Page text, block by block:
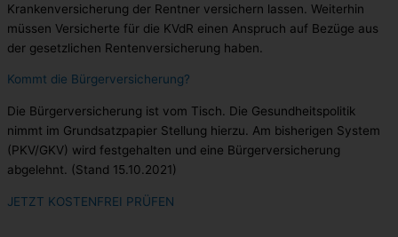
Krankenversicherung der Rentner versichern lassen. Weiterhin
müssen Versicherte für die KVdR einen Anspruch auf Bezüge aus
der gesetzlichen Rentenversicherung haben.
Kommt die Bürgerversicherung?
Die Bürgerversicherung ist vom Tisch. Die Gesundheitspolitik
nimmt im Grundsatzpapier Stellung hierzu. Am bisherigen System
(PKV/GKV) wird festgehalten und eine Bürgerversicherung
abgelehnt. (Stand 15.10.2021)
JETZT KOSTENFREI PRÜFEN